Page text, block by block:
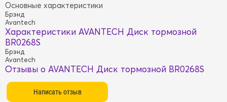
Основные характеристики
Брэнд
Avantech
Характеристики AVANTECH Диск тормозной
BR0268S
Брэнд
Avantech
Отзывы о AVANTECH Диск тормозной BR0268S